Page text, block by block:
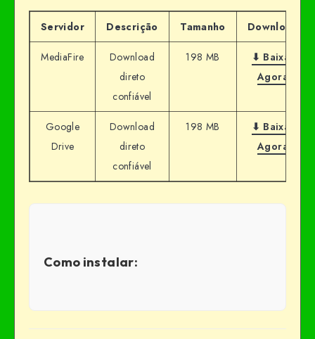
Servidor Descrição Tamanho Download
MediaFire
Download
direto
confiável
198 MB
⬇ Baixar
Agora
Google
Drive
Download
direto
confiável
198 MB
⬇ Baixar
Agora
Como instalar: